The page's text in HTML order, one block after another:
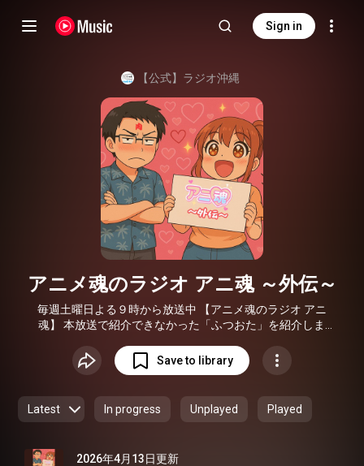
Sign in
【公式】ラジオ沖縄
アニメ魂のラジオ アニ魂 ～外伝～
毎週土曜日よる９時から放送中 【アニメ魂のラジオ アニ
魂】 本放送で紹介できなかった「ふつおた」を紹介しま
メ魂のラジオ アニ魂】 放送 ラジオ沖縄 毎週土曜日よる
９時～１０時 番組宛メール tama@rokinawa.co.jp ハッ
Save to library
Latest In progress Unplayed Played
2026年4月13日更新